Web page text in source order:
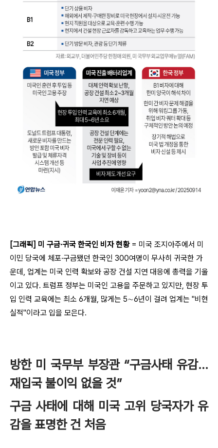
[그래픽] 미 구금·귀국 한국인 비자 현황= 미국 조지아주에서 미
이민 당국에 체포·구금됐던 한국인 300여명이 무사히 귀국한 가
운데, 업계는 미국 인력 확보와 공장 건설 지연 대응에 총력을 기울
이고 있다. 트럼프 정부는 미국인 고용을 주문하고 있지만, 현장 투
입 인력 교육에는 최소 6개월, 많게는 5∼6년이 걸려 업계는 "비현
실적"이라고 입을 모은다.
방한 미 국무부 부장관 “구금사태 유감…
재입국 불이익 없을 것”
구금 사태에 대해 미국 고위 당국자가 유
감을 표명한 건 처음